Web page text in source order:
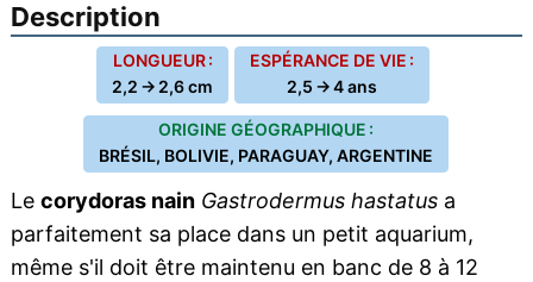
Description
LONGUEUR :
2,2 → 2,6 cm
ESPÉRANCE DE VIE :
2,5 → 4 ans
ORIGINE GÉOGRAPHIQUE :
BRÉSIL, BOLIVIE, PARAGUAY, ARGENTINE
Le corydoras nain Gastrodermus hastatusa
parfaitement sa place dans un petit aquarium,
même s'il doit être maintenu en banc de 8 à 12